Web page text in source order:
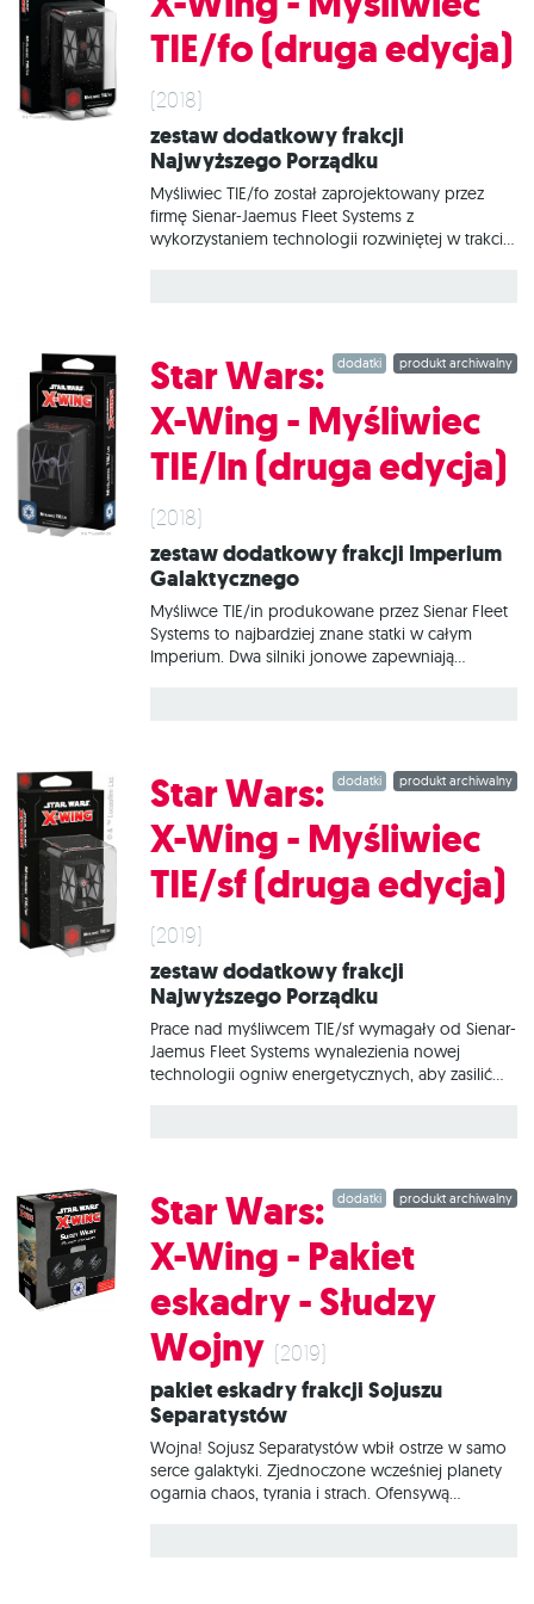
TIE/fo (druga edycja)
(2018)
Zestaw dodatkowy frakcji
Najwyższego Porządku
Myśliwiec TIE/fo został zaprojektowany przez
firmę Sienar-Jaemus Fleet Systems z
wykorzystaniem technologii rozwiniętej w trakcie
najdalszych zakątkach galaktyki. W tym zestawie
znajduje się wszystko, co niezbędne, aby dodać
produkt archiwalny
dodatki
Star Wars:
X-Wing - Myśliwiec
TIE/ln (druga edycja)
(2018)
Zestaw dodatkowy frakcji Imperium
Galaktycznego
Myśliwce TIE/in produkowane przez Sienar Fleet
Systems to najbardziej znane statki w całym
Imperium. Dwa silniki jonowe zapewniają
liczebną, aby pokonać wrogów. Zestaw Star
Wars: X-Wing - Myśliwiec TIE/ln (druga edycja)
gry 1 myśliwiec TIE/ln.
produkt archiwalny
dodatki
Star Wars:
X-Wing - Myśliwiec
TIE/sf (druga edycja)
(2019)
Zestaw dodatkowy frakcji
Najwyższego Porządku
Prace nad myśliwcem TIE/sf wymagały od Sienar-
Jaemus Fleet Systems wynalezienia nowej
technologii ogniw energetycznych, aby zasilić
co niezbędne, aby dodać do gry 1 statek
Myśliwiec TIE/sf.
produkt archiwalny
dodatki
Star Wars:
X-Wing - Pakiet
eskadry - Słudzy
Wojny (2019)
Pakiet eskadry frakcji Sojuszu
Separatystów
Wojna! Sojusz Separatystów wbił ostrze w samo
serce galaktyki. Zjednoczone wcześniej planety
ogarnia chaos, tyrania i strach. Ofensywą